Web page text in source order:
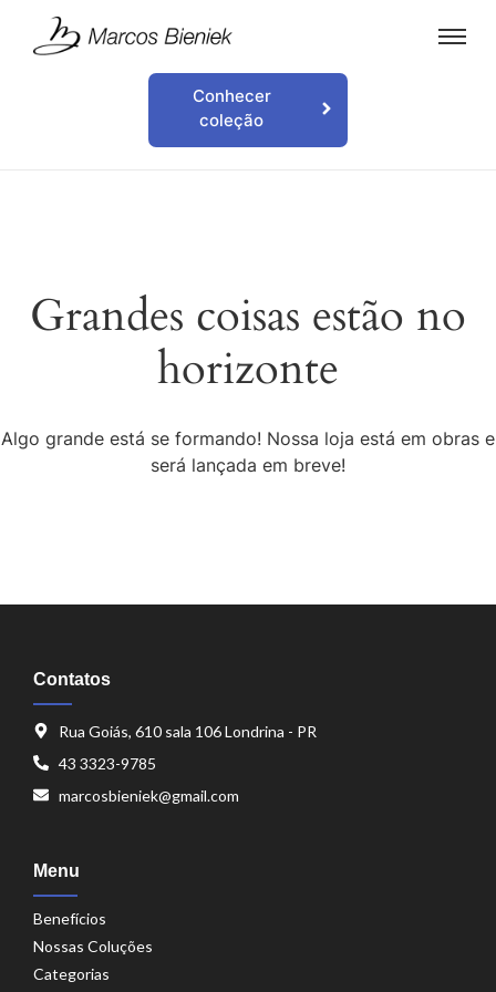
Conhecer
coleção
Grandes coisas estão no
horizonte
Algo grande está se formando! Nossa loja está em obras e
será lançada em breve!
Contatos
Rua Goiás, 610 sala 106 Londrina - PR
43 3323-9785
marcosbieniek@gmail.com
Menu
Benefícios
Nossas Coluções
Categorias